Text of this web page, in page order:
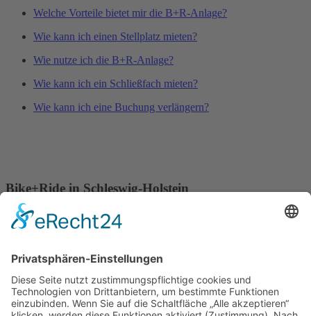
Welche Vorteile bietet mir die B+R-Anlage?
Wie kann ich einen Stellplatz mieten?
Wie nutze ich die B+R-Anlage?
Wie kann ich ein Schließfach mieten?
Wie kann ich eine Buchung verlängern?
Bike+Ride in Schleswig-Holstein
Holstein (NAH.SH) ein. Durch das Bike+Ride-Programm (B+R-
Programm) des Landes entstehen an vielen Orten sichere
Fahrradparkplätze direkt am Bahnhof. Radfahrer bekommen so eine
komfortable Abstellmöglichkeit für ihr Fahrrad – und können ganz
einfach auf den Nahverkehr umsteigen.